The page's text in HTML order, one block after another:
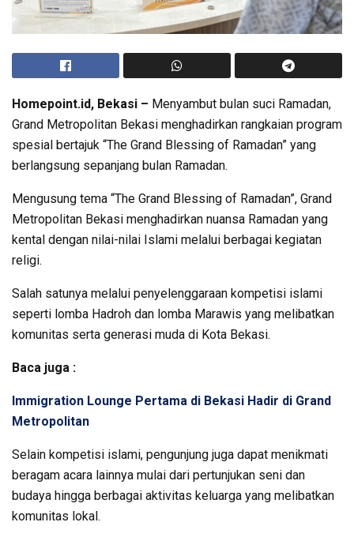
Homepoint.id, Bekasi – Menyambut bulan suci Ramadan,
Grand Metropolitan Bekasi menghadirkan rangkaian program
spesial bertajuk “The Grand Blessing of Ramadan” yang
berlangsung sepanjang bulan Ramadan.
Mengusung tema “The Grand Blessing of Ramadan”, Grand
Metropolitan Bekasi menghadirkan nuansa Ramadan yang
kental dengan nilai-nilai Islami melalui berbagai kegiatan
religi.
Salah satunya melalui penyelenggaraan kompetisi islami
seperti lomba Hadroh dan lomba Marawis yang melibatkan
komunitas serta generasi muda di Kota Bekasi.
Baca juga :
Immigration Lounge Pertama di Bekasi Hadir di Grand
Metropolitan
Selain kompetisi islami, pengunjung juga dapat menikmati
beragam acara lainnya mulai dari pertunjukan seni dan
budaya hingga berbagai aktivitas keluarga yang melibatkan
komunitas lokal.